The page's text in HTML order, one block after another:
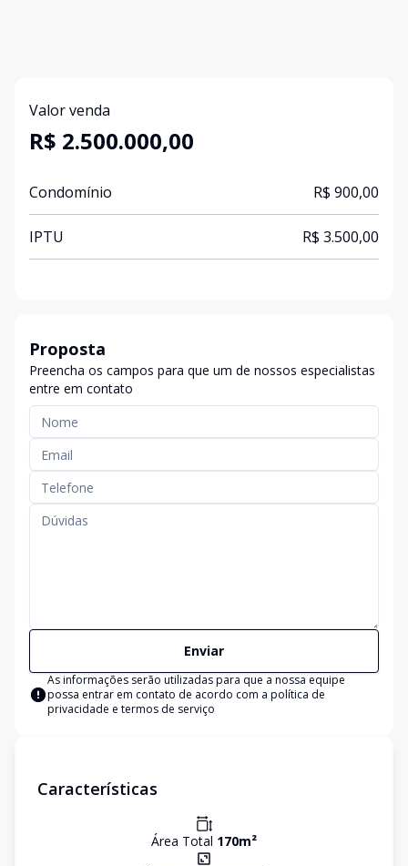
Valor venda
R$ 2.500.000,00
Condomínio R$ 900,00
IPTU R$ 3.500,00
Proposta
Preencha os campos para que um de nossos especialistas
entre em contato
Enviar
As informações serão utilizadas para que a nossa equipe
possa entrar em contato de acordo com a política de
privacidade e termos de serviço
Características
Área Total 170m²